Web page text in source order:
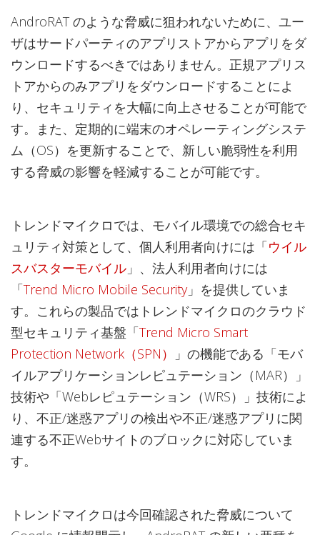
AndroRAT のような脅威に狙われないために、ユー
ザはサードパーティのアプリストアからアプリをダ
ウンロードするべきではありません。正規アプリス
トアからのみアプリをダウンロードすることによ
り、セキュリティを大幅に向上させることが可能で
す。また、定期的に端末のオペレーティングシステ
ム（OS）を更新することで、新しい脆弱性を利用
する脅威の影響を軽減することが可能です。
トレンドマイクロでは、モバイル環境での総合セキ
ュリティ対策として、個人利用者向けには「ウイル
スバスターモバイル 」、法人利用者向けには
「Trend Micro Mobile Security」を提供していま
す。これらの製品ではトレンドマイクロのクラウド
型セキュリティ基盤「Trend Micro Smart
Protection Network（SPN）
」の機能である「モバ
イルアプリケーションレピュテーション（MAR）」
技術や「Webレピュテーション（WRS）」技術によ
り、不正/迷惑アプリの検出や不正/迷惑アプリに関
連する不正Webサイトのブロックに対応していま
す。
トレンドマイクロは今回確認された脅威について